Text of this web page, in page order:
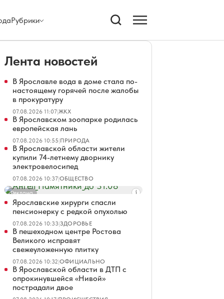
Рубрики
Лента новостей
В Ярославле вода в доме стала по-
настоящему горячей после жалобы
в прокуратуру
07.08.2026 11:07|ЖКХ
В Ярославском зоопарке родилась
европейская лань
07.08.2026 10:55|ПРИРОДА
В Ярославской области жители
купили 74-летнему дворнику
электровелосипед
07.08.2026 10:37|ОБЩЕСТВО
Реклама
Ярославские хирурги спасли
пенсионерку с редкой опухолью
07.08.2026 10:33|ЗДОРОВЬЕ
В пешеходном центре Ростова
Великого исправят
свежеуложенную плитку
07.08.2026 10:32|ОФИЦИАЛЬНО
В Ярославской области в ДТП с
опрокинувшейся «Нивой»
пострадали двое